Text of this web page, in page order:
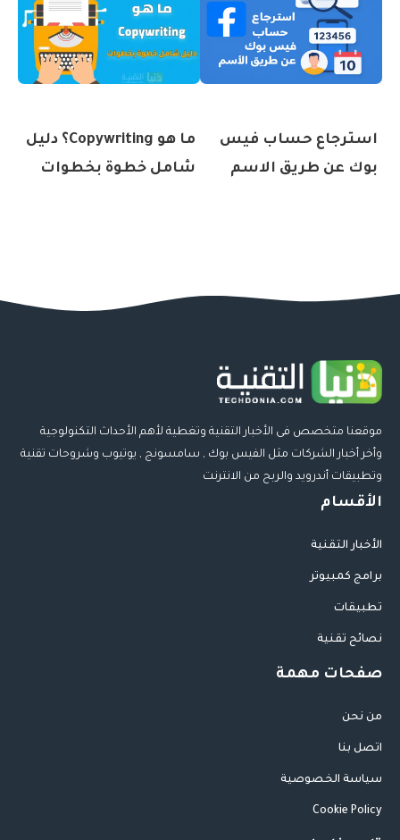
استرجاع حساب فيس
بوك عن طريق الاسم
ما هو Copywriting؟ دليل
شامل خطوة بخطوات
موقعنا متخصص فى الأخبار التقنية وتغطية لأهم الأحداث التكنولوجية
وأخر أخبار الشركات مثل الفيس بوك , سامسونج , يوتيوب وشروحات تقنية
وتطبيقات أندرويد والربح من الانترنت
الأقسام
الأخبار التقنية
برامج كمبيوتر
تطبيقات
نصائح تقنية
صفحات مهمة
من نحن
اتصل بنا
سياسة الخصوصية
Cookie Policy